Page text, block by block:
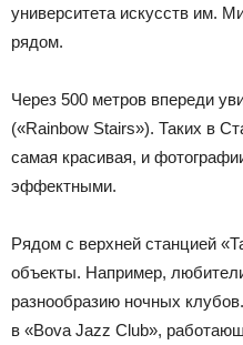
университета искусств им.
рядом.
Через 500 метров впереди
(«Rainbow Stairs»). Таких в
самая красивая, и
эффектными.
Рядом с верхней станцией
объекты. Например,
разнообразию ночных
в «Bova Jazz Club»,